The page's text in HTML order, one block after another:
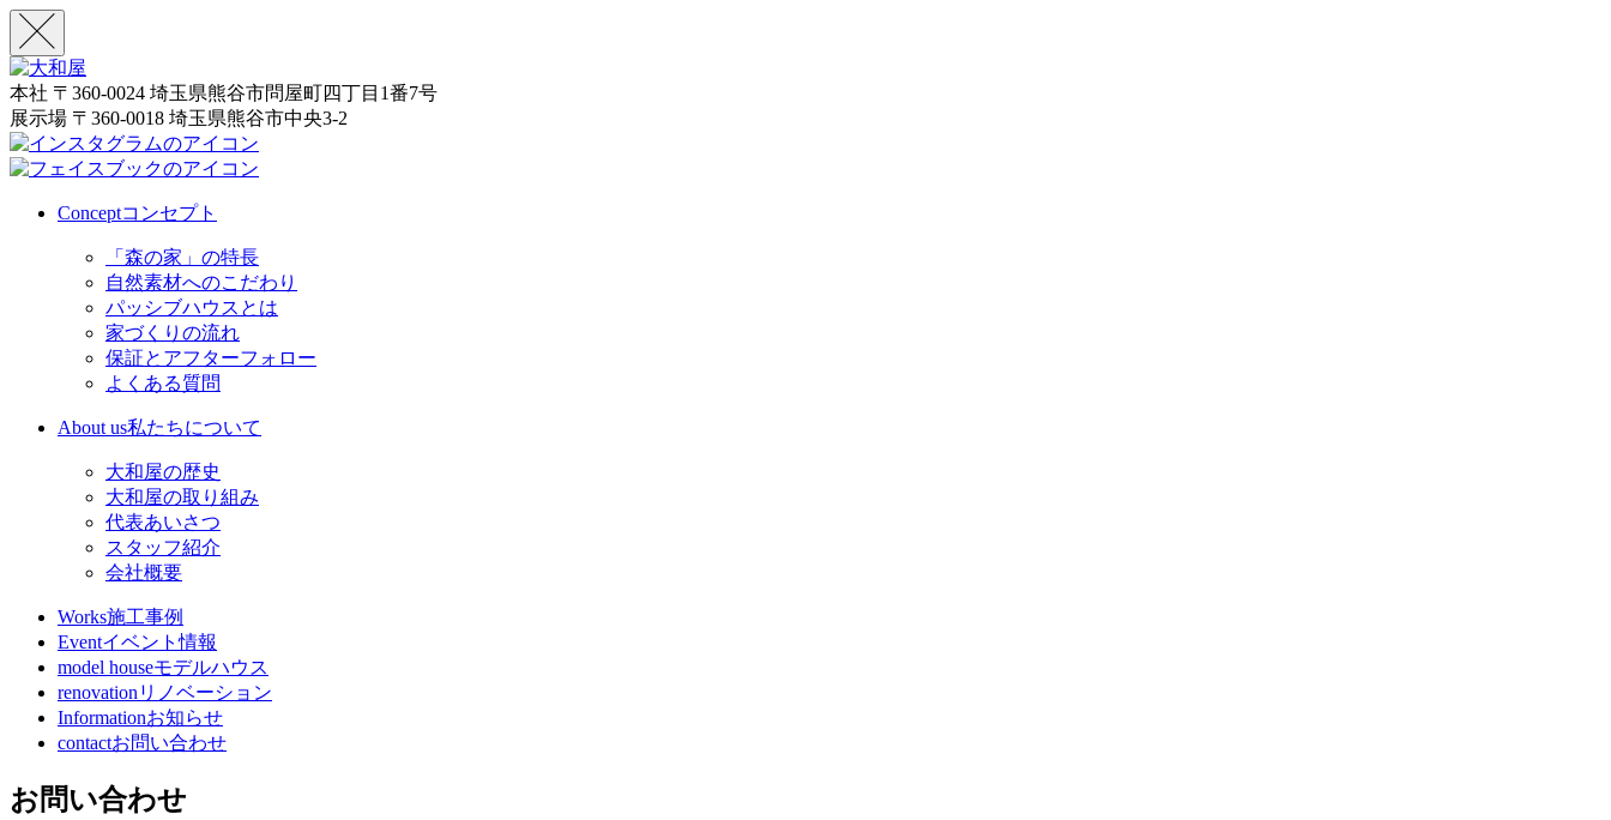
本社 〒360-0024 埼玉県熊谷市問屋町四丁目1番7号
展示場 〒360-0018 埼玉県熊谷市中央3-2
Conceptコンセプト
「森の家」の特長
自然素材へのこだわり
パッシブハウスとは
家づくりの流れ
保証とアフターフォロー
よくある質問
About us私たちについて
大和屋の歴史
大和屋の取り組み
代表あいさつ
スタッフ紹介
会社概要
Works施工事例
Eventイベント情報
model houseモデルハウス
renovation リノベーション
Informationお知らせ
contactお問い合わせ
お問い合わせ